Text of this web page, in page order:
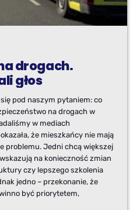
drogach.
głos
pod naszym pytaniem: co
na drogach w
w mediach
że mieszkańcy nie mają
problemu. Jedni chcą większej
na konieczność zmian
czy lepszego szkolenia
jedno – przekonanie, że
być priorytetem,